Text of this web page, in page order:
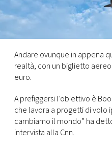
PRINCIPATO
MONACO
RMC
CONSIGLIA
Andare ovunque in appena
realtà, con un biglietto
euro.
A prefiggersi l’obiettivo è
che lavora a progetti di volo
cambiamo il mondo” ha
intervista alla Cnn.